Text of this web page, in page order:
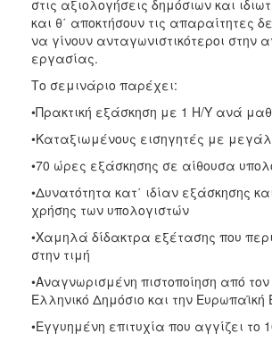
ΠΟΛΙΤΙΣΜΟΣ
ΠΟΛΗ
στις αξιολογήσεις δημόσιων και
και θ΄ αποκτήσουν τις απαραίτητες
να γίνουν ανταγωνιστικότεροι στην
εργασίας.
Το σεμινάριο παρέχει:
•Πρακτική εξάσκηση με 1 H/Y ανά
•Καταξιωμένους εισηγητές με
•70 ώρες εξάσκησης σε αίθουσα
•Δυνατότητα κατ΄ ιδίαν εξάσκησης
χρήσης των υπολογιστών
•Χαμηλά δίδακτρα εξέτασης που
στην τιμή
•Αναγνωρισμένη πιστοποίηση από
Ελληνικό Δημόσιο και την Ευρωπαϊκή
•Εγγυημένη επιτυχία που αγγίζει το